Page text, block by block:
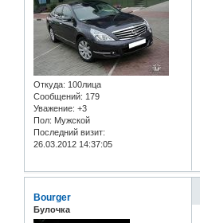
Откуда: 100лица
Сообщений: 179
Уважение: +3
Пол: Мужской
Последний визит:
26.03.2012 14:37:05
Bourger
Булочка